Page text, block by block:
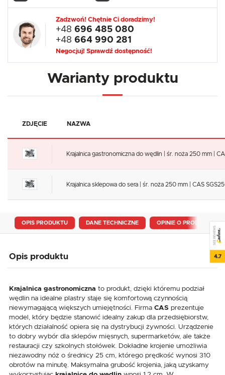
Zadzwoń! Chętnie Ci doradzimy!
+48 696 485 080
+48 664 990 281
Negocjuj! Sprawdź dostępność!
Warianty produktu
ZDJĘCIE NAZWA
Krajalnica gastronomiczna do wędlin | śr. noża 250 mm |
Krajalnica sklepowa do sera | śr. noża 250 mm | CAS
OPIS PRODUKTU DANE TECHNICZNE OPINIE O PRODUKCIE
Opis produktu
Krajalnica gastronomiczna to produkt, dzięki któremu podział
wędlin na idealne plastry staje się komfortową czynnością
niewymagającą większych umiejętności. Firma CAS prezentuje
model, który będzie stanowić idealny zakup dla przedsiębiorstw,
których działalność opiera się na dystrybucji żywności. Urządzenie
to dobry wybór dla sklepów mięsnych, supermarketów, ale także
restauracji czy szkolnych stołówek. Dokładne krojenie umożliwia
niezawodny nóż o średnicy 25 cm, którego prędkość wynosi 310
obrotów na minutę. Maksymalna grubość krojenia, jaką uzyskamy
SEE REVIEWS
4.7